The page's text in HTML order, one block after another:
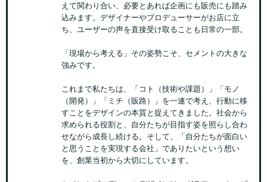
えて関わり合い、必要とあれば企画にも販売にも踏み
込みます。デザイナーやプロデューサーがお店に立
ち、ユーザーの声を直接受け取ることも日常の一部。
「現場から考える」その姿勢こそ、セメントの大きな
強みです。
これまで私たちは、「コト（技術や課題）」「モノ
（開発）」「ミチ（販路）」を一連で考え、行動に移
すことをデザインの本質と捉えてきました。社会から
求められる役割と、自分たちが目指す姿を照らし合わ
せながら成長し続ける。そして、「自分たちが面白い
と思うことを実現する会社」でありたいという想い
を、創業当初から大切にしています。